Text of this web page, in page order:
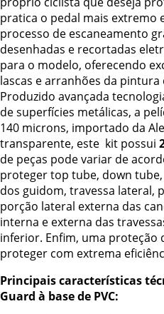
pratica o pedal mais extremo
processo de escaneamento
desenhadas e recortadas
para o modelo, oferecendo
lascas e arranhões da pintura
Produzido avançada
de superfícies metálicas, a
140 microns, importado da
transparente, este kit possui
de peças pode variar de
proteger top tube, down
dos guidom, travessa lateral,
porção lateral externa das
interna e externa das
inferior. Enfim, uma proteção
proteger com extrema
Principais características
Guard à base de PVC: